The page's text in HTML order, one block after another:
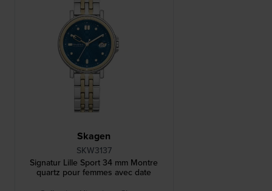
Skagen
SKW3137
Signatur Lille Sport 34 mm Montre
quartz pour femmes avec date